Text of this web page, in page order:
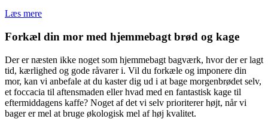
Læs mere
Forkæl din mor med hjemmebagt brød og kage
Der er næsten ikke noget som hjemmebagt bagværk, hvor der er lagt
tid, kærlighed og gode råvarer i. Vil du forkæle og imponere din
mor, kan vi anbefale at du kaster dig ud i at bage morgenbrødet selv,
et foccacia til aftensmaden eller hvad med en fantastisk kage til
eftermiddagens kaffe? Noget af det vi selv prioriterer højt, når vi
bager er mel at bruge økologisk mel af høj kvalitet.